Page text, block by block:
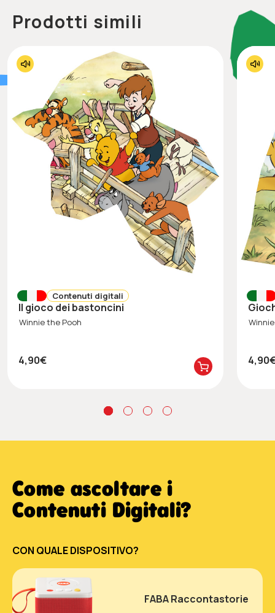
Prodotti simili
Contenuti digitali
Il gioco dei bastoncini
Winnie the Pooh
4,90€
Come ascoltare i
Contenuti Digitali?
CON QUALE DISPOSITIVO?
FABA Raccontastorie